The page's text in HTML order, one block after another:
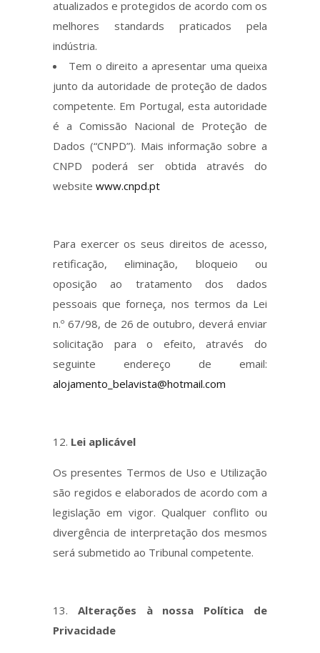
atualizados e protegidos de acordo com os
melhores standards praticados pela
indústria.
Tem o direito a apresentar uma queixa
junto da autoridade de proteção de dados
competente. Em Portugal, esta autoridade
é a Comissão Nacional de Proteção de
Dados (“CNPD”). Mais informação sobre a
CNPD poderá ser obtida através do
website www.cnpd.pt
Para exercer os seus direitos de acesso,
retificação, eliminação, bloqueio ou
oposição ao tratamento dos dados
pessoais que forneça, nos termos da Lei
n.º 67/98, de 26 de outubro, deverá enviar
solicitação para o efeito, através do
seguinte endereço de email:
alojamento_belavista@hotmail.com
Lei aplicável
Os presentes Termos de Uso e Utilização
são regidos e elaborados de acordo com a
legislação em vigor. Qualquer conflito ou
divergência de interpretação dos mesmos
será submetido ao Tribunal competente.
Alterações à nossa Política de
Privacidade